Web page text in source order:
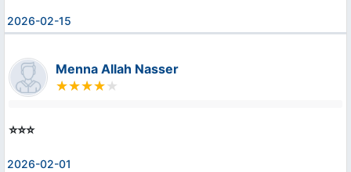
2026-02-15
Menna Allah Nasser
⭐️⭐️⭐️
2026-02-01